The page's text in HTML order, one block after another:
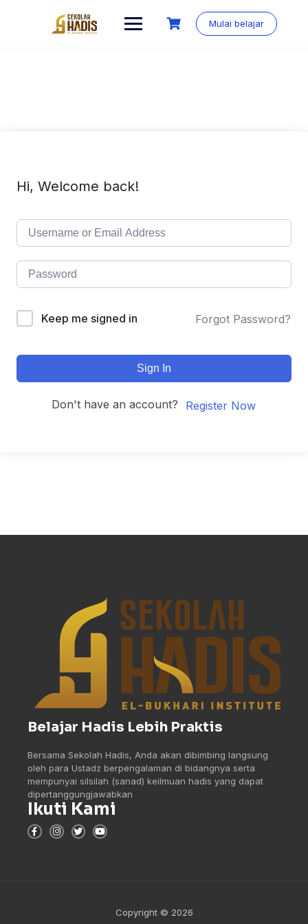
Mulai belajar
Hi, Welcome back!
Keep me signed in Forgot Password?
Sign In
Don't have an account? Register Now
Belajar Hadis Lebih Praktis
Bersama Sekolah Hadis, Anda akan dibimbing langsung
oleh para Ustadz berpengalaman di bidangnya serta
mempunyai silsilah (sanad) keilmuan hadis yang dapat
dipertanggungjawabkan
Ikuti Kami
Copyright © 2026